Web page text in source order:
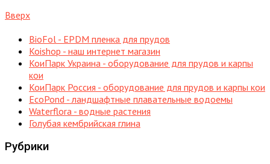
Вверх
BioFol - EPDM пленка для прудов
Koishop - наш интернет магазин
КоиПарк Украина - оборудование для прудов и карпы
кои
КоиПарк Россия - оборудование для прудов и карпы кои
EcoPond - ландшафтные плавательные водоемы
Waterflora - водные растения
Голубая кембрийская глина
Рубрики